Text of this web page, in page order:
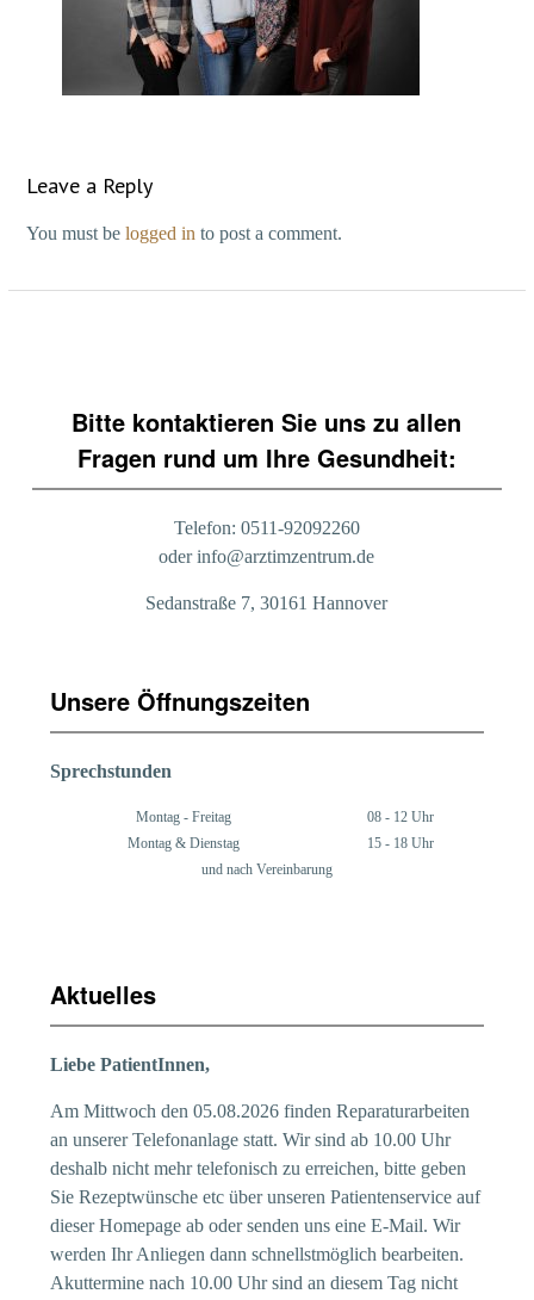
Leave a Reply
You must be logged into post a comment.
Bitte kontaktieren Sie uns zu allen
Fragen rund um Ihre Gesundheit:
Telefon: 0511-92092260
oder info@arztimzentrum.de
Sedanstraße 7, 30161 Hannover
Unsere Öffnungszeiten
Sprechstunden
Montag - Freitag
08 - 12 Uhr
Montag & Dienstag
15 - 18 Uhr
und nach Vereinbarung
Aktuelles
Liebe PatientInnen,
Am Mittwoch den 05.08.2026 finden Reparaturarbeiten
an unserer Telefonanlage statt. Wir sind ab 10.00 Uhr
deshalb nicht mehr telefonisch zu erreichen, bitte geben
Sie Rezeptwünsche etc über unseren Patientenservice auf
dieser Homepage ab oder senden uns eine E-Mail. Wir
werden Ihr Anliegen dann schnellstmöglich bearbeiten.
Akuttermine nach 10.00 Uhr sind an diesem Tag nicht